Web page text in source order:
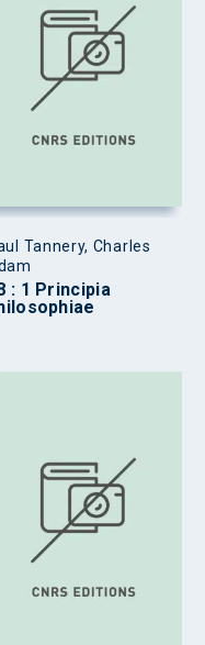
Tannery, Charles
: 1 Principia